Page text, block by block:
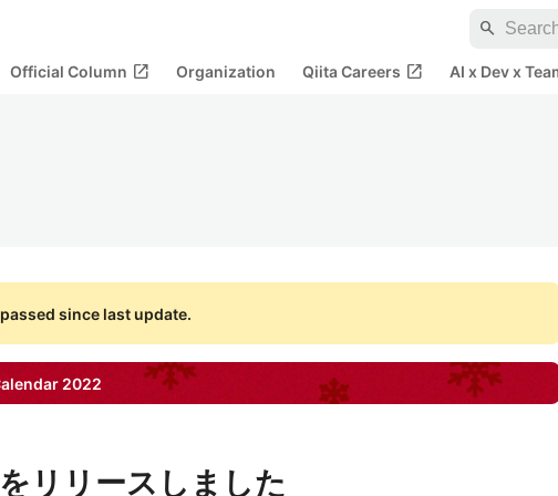
search
Official Column open_in_new Organization Qiita Careers open_in_new AI x Dev x
since last update.
2022
リリースしました